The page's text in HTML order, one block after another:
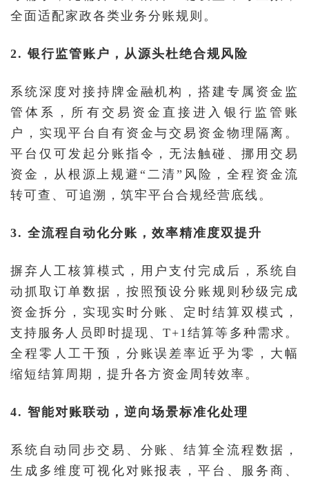
全面适配家政各类业务分账规则。
2. 银行监管账户，从源头杜绝合规风险
系统深度对接持牌金融机构，搭建专属资金监
管体系，所有交易资金直接进入银行监管账
户，实现平台自有资金与交易资金物理隔离。
平台仅可发起分账指令，无法触碰、挪用交易
资金，从根源上规避“二清”风险，全程资金流
转可查、可追溯，筑牢平台合规经营底线。
3. 全流程自动化分账，效率精准度双提升
摒弃人工核算模式，用户支付完成后，系统自
动抓取订单数据，按照预设分账规则秒级完成
资金拆分，实现实时分账、定时结算双模式，
支持服务人员即时提现、T+1结算等多种需求。
全程零人工干预，分账误差率近乎为零，大幅
缩短结算周期，提升各方资金周转效率。
4. 智能对账联动，逆向场景标准化处理
系统自动同步交易、分账、结算全流程数据，
生成多维度可视化对账报表，平台、服务商、